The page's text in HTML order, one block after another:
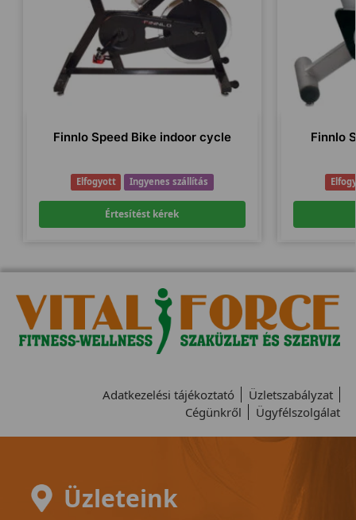
Finnlo Speed Bike indoor cycle
Elfogyott Ingyenes szállítás
Értesítést kérek
Finnlo
Adatkezelési tájékoztató
Üzletszabályzat
Cégünkről
Ügyfélszolgálat
Üzleteink